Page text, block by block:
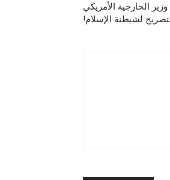
الخارجية الأمريكي
لشيطنة الإسلام!